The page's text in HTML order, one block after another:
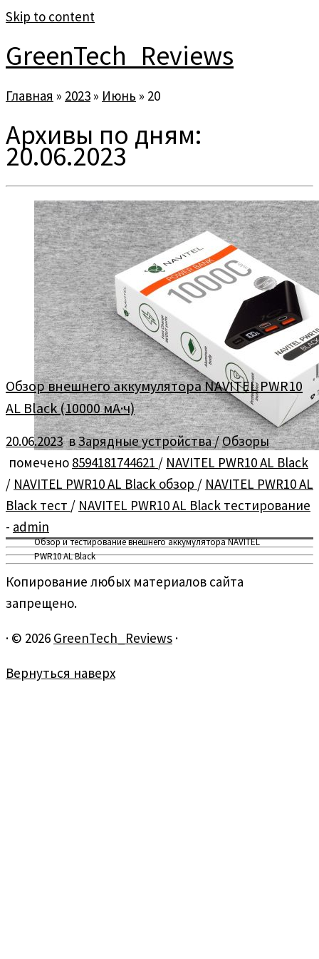
Skip to content
GreenTech_Reviews
Главная » 2023 » Июнь » 20
Архивы по дням:
20.06.2023
Обзор и тестирование внешнего аккумулятора NAVITEL
PWR10 AL Black
Обзор внешнего аккумулятора NAVITEL PWR10
AL Black (10000 мА·ч)
20.06.2023вЗарядные устройства/Обзоры
помечено 8594181744621 / NAVITEL PWR10 AL Black
/ NAVITEL PWR10 AL Black обзор / NAVITEL PWR10 AL
Black тест / NAVITEL PWR10 AL Black тестирование
- admin
Копирование любых материалов сайта
запрещено.
· © 2026 GreenTech_Reviews ·
Вернуться наверх